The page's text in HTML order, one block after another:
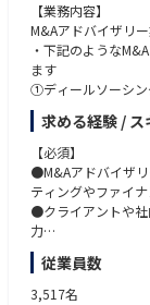
・本領域に強い興
・次世代産業に関す
【業務内容】
M&Aアドバイザリ
・下記のような
ます
①ディールソーシ
・FFG取引先を始め
決・業界再編・カ
大手/上場企業、
ィール組成
・外部の金融機関
・ディールプロセ
ション、各種ドキ
求める経験 / ス
【必須】
●M&Aアドバイザ
ティングやファイ
●クライアントや社
力
●クライアントやデ
件遂行可能なメンタ
従業員数
3,517名